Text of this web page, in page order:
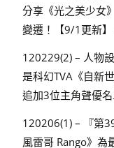
分享《光之美少女
變遷！【9/1更新】
120229(2) – 人物
是科幻TVA《自新
追加3位主角聲優名
120206(1) – 『第
風雷哥 Rango》為